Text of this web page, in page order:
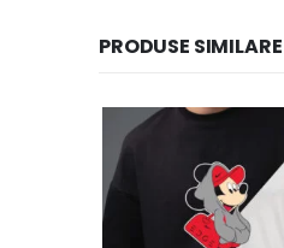
PRODUSE SIMILARE